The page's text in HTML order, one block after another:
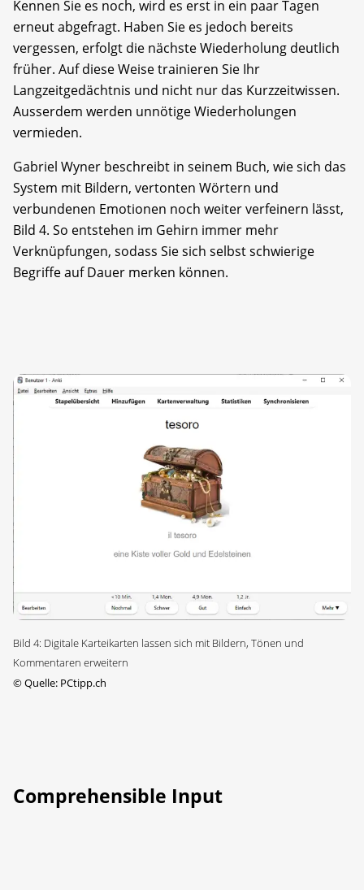
Kennen Sie es noch, wird es erst in ein paar Tagen
erneut abgefragt. Haben Sie es jedoch bereits
vergessen, erfolgt die nächste Wiederholung deutlich
früher. Auf diese Weise trainieren Sie Ihr
Langzeitgedächtnis und nicht nur das Kurzzeitwissen.
Ausserdem werden unnötige Wiederholungen
vermieden.
Gabriel Wyner beschreibt in seinem Buch, wie sich das
System mit Bildern, vertonten Wörtern und
verbundenen Emotionen noch weiter verfeinern lässt,
Bild 4. So entstehen im Gehirn immer mehr
Verknüpfungen, sodass Sie sich selbst schwierige
Begriffe auf Dauer merken können.
Bild 4: Digitale Karteikarten lassen sich mit Bildern, Tönen und
Kommentaren erweitern
©Quelle: PCtipp.ch
Comprehensible Input